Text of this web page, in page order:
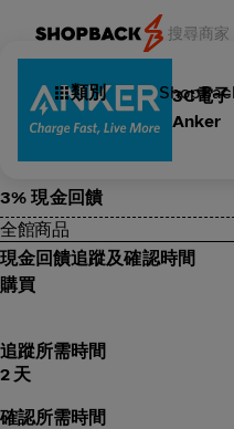
類別
3C電子
Anker
3% 現金回饋
全館商品
現金回饋追蹤及確認時間
購買
追蹤所需時間
2 天
確認所需時間